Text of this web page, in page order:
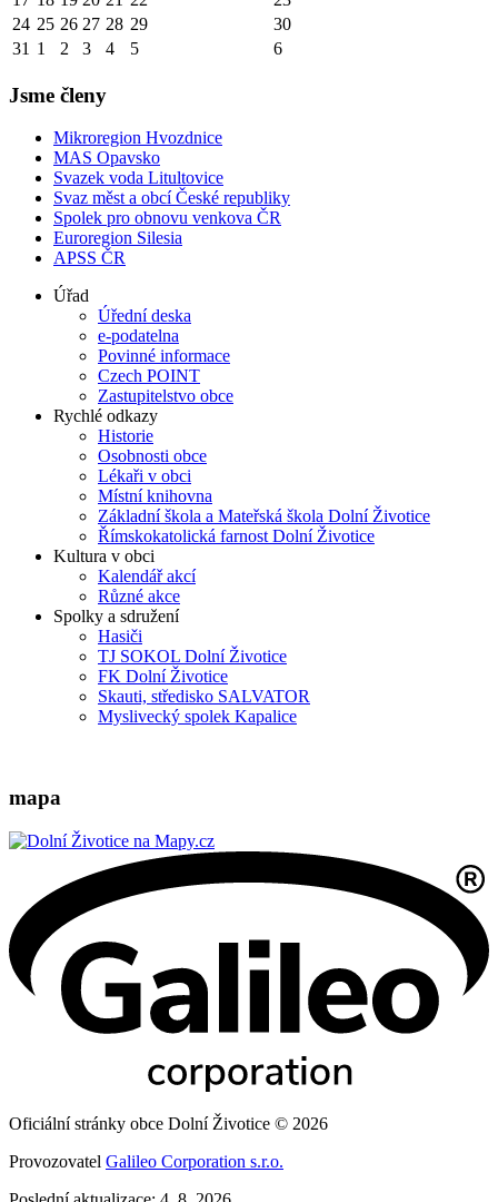
24 25 26 27 28 29
30
31 1 2 3 4 5 6
Jsme členy
Mikroregion Hvozdnice
MAS Opavsko
Svazek voda Litultovice
Svaz měst a obcí České republiky
Spolek pro obnovu venkova ČR
Euroregion Silesia
APSS ČR
Úřad
Úřední deska
e-podatelna
Povinné informace
Czech POINT
Zastupitelstvo obce
Rychlé odkazy
Historie
Osobnosti obce
Lékaři v obci
Místní knihovna
Základní škola a Mateřská škola Dolní Životice
Římskokatolická farnost Dolní Životice
Kultura v obci
Kalendář akcí
Různé akce
Spolky a sdružení
Hasiči
TJ SOKOL Dolní Životice
FK Dolní Životice
Skauti, středisko SALVATOR
Myslivecký spolek Kapalice
mapa
Oficiální stránky obce Dolní Životice © 2026
Provozovatel Galileo Corporation s.r.o.